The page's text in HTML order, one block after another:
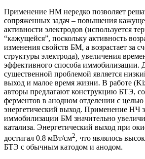
Применение НМ нередко позволяет
сопряженных задач – повышения
активности электродов (используется
“кажущейся”, поскольку активность
изменения свойств БМ, а возрастает за
структуры электрода), увеличения
эффективного способа иммобилизации.
существенной проблемой является
выход и малое время жизни. В работе
авторы предлагают конструкцию БТЭ,
ферментов в анодном отделении с
энергетический выход. Применение НЧ
иммобилизации БМ значительно
катализа. Энергетический выход при
достигал 0.8 мВт/см2, что являлось
БТЭ с обычным катодом и анодом.